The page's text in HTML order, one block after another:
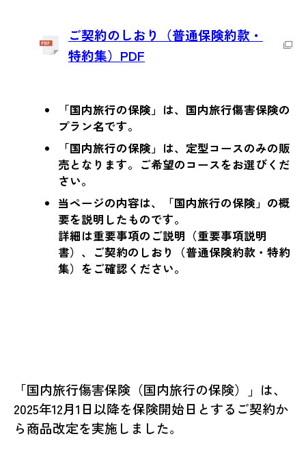
ご契約のしおり（普通保険約款・
特約集）PDF
「国内旅行の保険」は、国内旅行傷害保険の
プラン名です。
「国内旅行の保険」は、定型コースのみの販
売となります。ご希望のコースをお選びくだ
さい。
当ページの内容は、「国内旅行の保険」の概
要を説明したものです。
詳細は重要事項のご説明（重要事項説明
書）、ご契約のしおり（普通保険約款・特約
集）をご確認ください。
「国内旅行傷害保険（国内旅行の保険）」は、
2025年12月1日以降を保険開始日とするご契約か
ら商品改定を実施しました。